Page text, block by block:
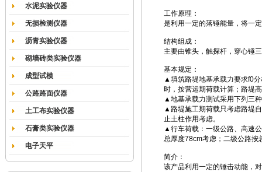
水泥实验仪器
无损检测仪器
沥青实验仪器
砌墙砖类实验仪器
成型试模
公路路面仪器
土工布实验仪器
石膏类实验仪器
电子天平
工作原理：
是利用一定的落锤能量，将一
结构组成：
主要由锥头，触探杆，穿心锤
基本规定：
▲填筑路堤地基承载力要求f0
时，按营运期荷载计算；路堤
▲地基承载力测试采用下列三
▲路堤施工期荷载只考虑路堤
止土柱作用考虑。
▲行车荷载：一级公路、高速
总厚度78cm考虑；二级公路按
简介：
该产品利用一定的锤击动能，